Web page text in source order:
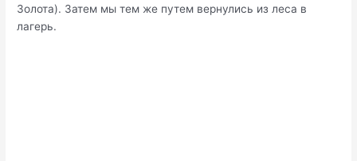
Золота). Затем мы тем же путем вернулись из леса в
лагерь.